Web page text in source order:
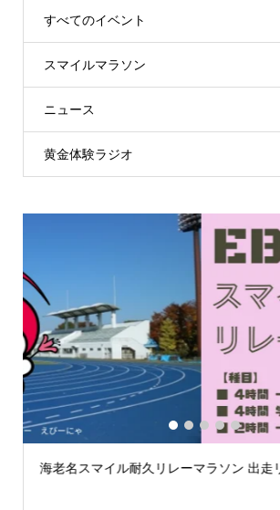
すべてのイベント
スマイルマラソン
ニュース
黄金体験ラジオ
第59回荒川スマイルマラソン大会案内
1 2 3 4 5